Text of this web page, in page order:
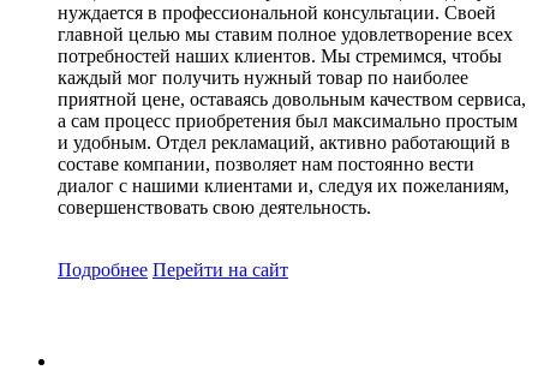
нуждается в профессиональной консультации. Своей
главной целью мы ставим полное удовлетворение всех
потребностей наших клиентов. Мы стремимся, чтобы
каждый мог получить нужный товар по наиболее
приятной цене, оставаясь довольным качеством сервиса,
а сам процесс приобретения был максимально простым
и удобным. Отдел рекламаций, активно работающий в
составе компании, позволяет нам постоянно вести
диалог с нашими клиентами и, следуя их пожеланиям,
совершенствовать свою деятельность.
Подробнее Перейти на сайт